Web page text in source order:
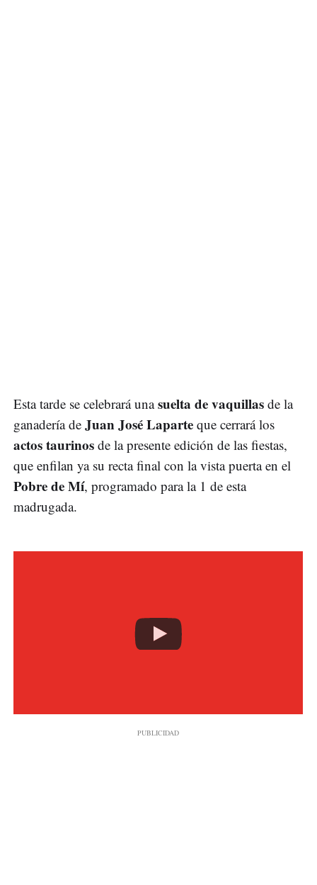
Esta tarde se celebrará unasuelta de vaquillas de la
ganadería de Juan José Laparte que cerrará los
actos taurinos de la presente edición de las fiestas,
que enfilan ya su recta final con la vista puerta en el
Pobre de Mí, programado para la 1 de esta
madrugada.